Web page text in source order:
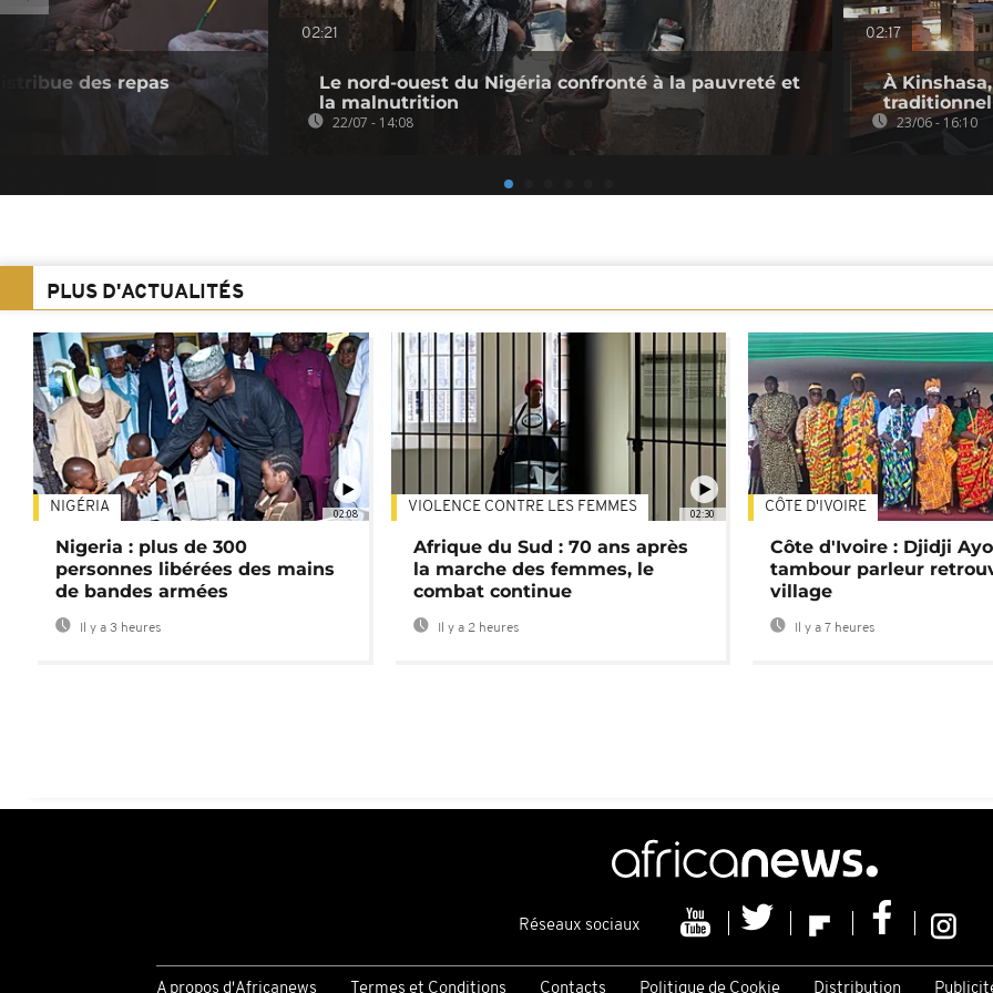
des repas
02:21
Le nord-ouest du Nigéria confronté à la pauvreté et
la malnutrition
22/07 - 14:08
02:17
À
23/06 - 16:10
PLUS D'ACTUALITÉS
02:08
NIGÉRIA
Nigeria : plus de 300
personnes libérées des mains
de bandes armées
Il y a 3 heures
02:30
VIOLENCE CONTRE LES FEMMES
Afrique du Sud : 70 ans après
la marche des femmes, le
combat continue
Il y a 2 heures
CÔTE D'IVOIRE
Côte d'Ivoire : Djidji
tambour parleur
village
Il y a 7 heures
Réseaux sociaux
A propos d'Africanews Termes et Conditions Contacts Politique de Cookie Distribution